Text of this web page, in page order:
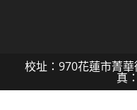
校址：970花蓮市菁
真